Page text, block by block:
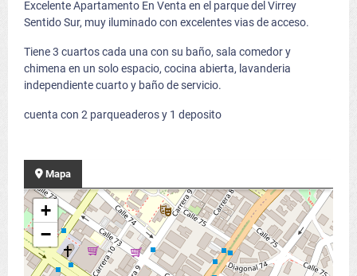
Excelente Apartamento En Venta en el parque del Virrey
Sentido Sur, muy iluminado con excelentes vias de acceso.
Tiene 3 cuartos cada una con su baño, sala comedor y
chimena en un solo espacio, cocina abierta, lavanderia
independiente cuarto y baño de servicio.
cuenta con 2 parqueaderos y 1 deposito
Mapa
+
−